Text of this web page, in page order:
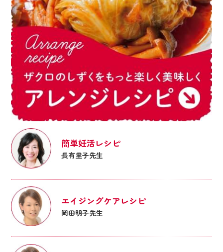
簡単妊活レシピ
長有里子先生
エイジングケアレシピ
岡田明子先生